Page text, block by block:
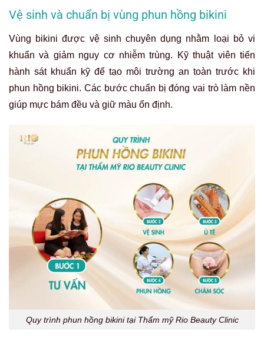
Vệ sinh và chuẩn bị vùng phun hồng bikini
Vùng bikini được vệ sinh chuyên dụng nhằm loại bỏ vi
khuẩn và giảm nguy cơ nhiễm trùng. Kỹ thuật viên tiến
hành sát khuẩn kỹ để tạo môi trường an toàn trước khi
phun hồng bikini. Các bước chuẩn bị đóng vai trò làm nền
giúp mực bám đều và giữ màu ổn định.
Quy trình phun hồng bikini tại Thẩm mỹ Rio Beauty Clinic